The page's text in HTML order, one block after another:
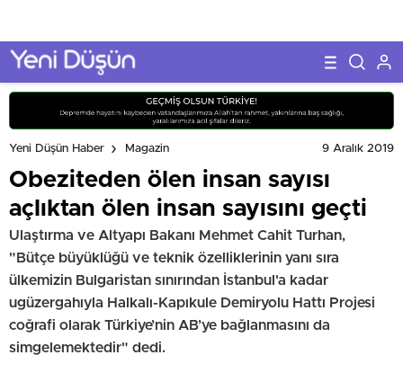
Yeni Düşün Haber Magazin 9 Aralık 2019
Obeziteden ölen insan sayısı
açlıktan ölen insan sayısını geçti
Ulaştırma ve Altyapı Bakanı Mehmet Cahit Turhan,
"Bütçe büyüklüğü ve teknik özelliklerinin yanı sıra
ülkemizin Bulgaristan sınırından İstanbul'a kadar
ugüzergahıyla Halkalı-Kapıkule Demiryolu Hattı Projesi
coğrafi olarak Türkiye’nin AB’ye bağlanmasını da
simgelemektedir" dedi.